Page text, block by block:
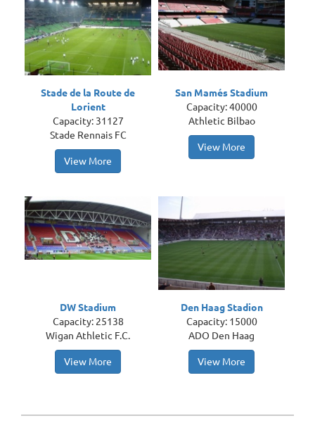
Stade de la Route de
Lorient
Capacity: 31127
Stade Rennais FC
View More
San Mamés Stadium
Capacity: 40000
Athletic Bilbao
View More
DW Stadium
Capacity: 25138
Wigan Athletic F.C.
View More
Den Haag Stadion
Capacity: 15000
ADO Den Haag
View More